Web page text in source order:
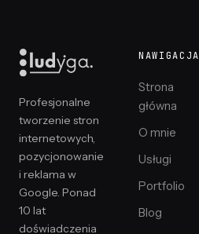
Profesjonalne
tworzenie stron
internetowych,
pozycjonowanie
i reklama w
Google. Ponad
10 lat
doświadczenia
NAWIGACJA
Strona
główna
O mnie
Usługi
Portfolio
Blog